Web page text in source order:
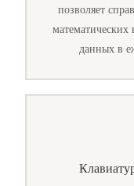
позволяет
математических
данных в